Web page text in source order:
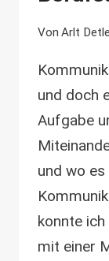
Von Arlt
und doch
Aufgabe
und wo
konnte
mit einer